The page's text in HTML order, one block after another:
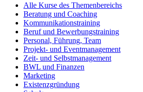
Alle Kurse des Themenbereichs
Beratung und Coaching
Kommunikationstraining
Beruf und Bewerbungstraining
Personal, Führung, Team
Projekt- und Eventmanagement
Zeit- und Selbstmanagement
BWL und Finanzen
Marketing
Existenzgründung